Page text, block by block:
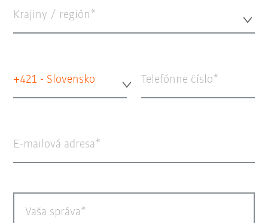
Krajiny / región*
+421 - Slovensko Telefónne číslo
E-mailová adresa
Vaša správa